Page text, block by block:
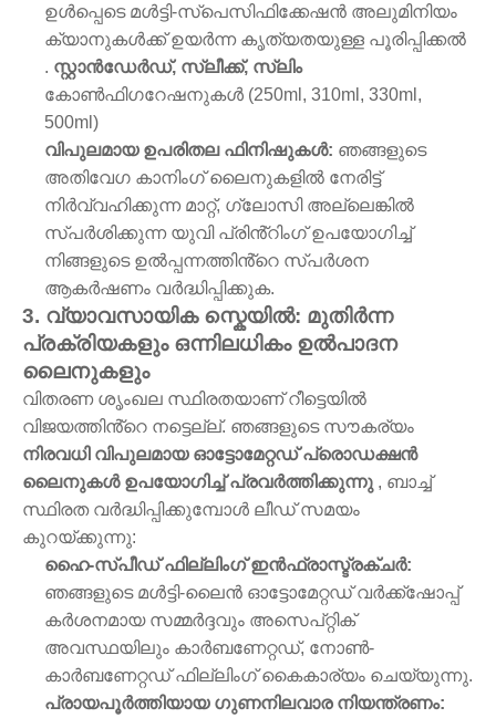
ഉൾപ്പെടെ മൾട്ടി-സ്പെസിഫിക്കേഷൻ അലുമിനിയം
ക്യാനുകൾക്ക് ഉയർന്ന കൃത്യതയുള്ള പൂരിപ്പിക്കൽ
. സ്റ്റാൻഡേർഡ്, സ്ലീക്ക്, സ്ലിം
കോൺഫിഗറേഷനുകൾ (250ml, 310ml, 330ml,
500ml)
വിപുലമായ ഉപരിതല ഫിനിഷുകൾ: ഞങ്ങളുടെ
അതിവേഗ കാനിംഗ് ലൈനുകളിൽ നേരിട്ട്
നിർവ്വഹിക്കുന്ന മാറ്റ്, ഗ്ലോസി അല്ലെങ്കിൽ
സ്പർശിക്കുന്ന യുവി പ്രിൻ്റിംഗ് ഉപയോഗിച്ച്
നിങ്ങളുടെ ഉൽപ്പന്നത്തിൻ്റെ സ്പർശന
ആകർഷണം വർദ്ധിപ്പിക്കുക.
3. വ്യാവസായിക സ്കെയിൽ: മുതിർന്ന
പ്രക്രിയകളും ഒന്നിലധികം ഉൽപാദന
ലൈനുകളും
വിതരണ ശൃംഖല സ്ഥിരതയാണ് റീട്ടെയിൽ
വിജയത്തിൻ്റെ നട്ടെല്ല്. ഞങ്ങളുടെ സൗകര്യം
നിരവധി വിപുലമായ ഓട്ടോമേറ്റഡ് പ്രൊഡക്ഷൻ
ലൈനുകൾ ഉപയോഗിച്ച് പ്രവർത്തിക്കുന്നു , ബാച്ച്
സ്ഥിരത വർദ്ധിപ്പിക്കുമ്പോൾ ലീഡ് സമയം
കുറയ്ക്കുന്നു:
ഹൈ-സ്പീഡ് ഫില്ലിംഗ് ഇൻഫ്രാസ്ട്രക്ചർ:
ഞങ്ങളുടെ മൾട്ടി-ലൈൻ ഓട്ടോമേറ്റഡ് വർക്ക്ഷോപ്പ്
കർശനമായ സമ്മർദ്ദവും അസെപ്റ്റിക്
അവസ്ഥയിലും കാർബണേറ്റഡ്, നോൺ-
കാർബണേറ്റഡ് ഫില്ലിംഗ് കൈകാര്യം ചെയ്യുന്നു.
പ്രായപൂർത്തിയായ ഗുണനിലവാര നിയന്ത്രണം: